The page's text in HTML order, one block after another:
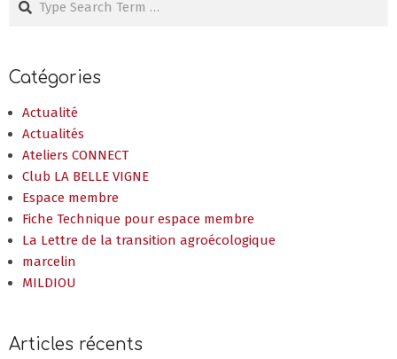
Catégories
Actualité
Actualités
Ateliers CONNECT
Club LA BELLE VIGNE
Espace membre
Fiche Technique pour espace membre
La Lettre de la transition agroécologique
marcelin
MILDIOU
Articles récents